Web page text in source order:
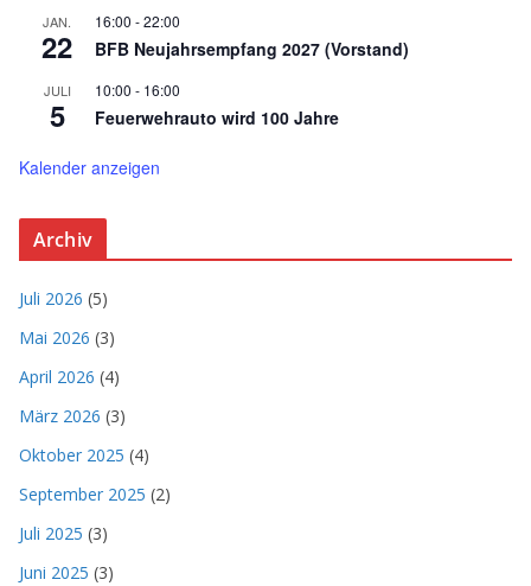
JAN.
22
16:00 -22:00
BFB Neujahrsempfang 2027 (Vorstand)
JULI
5
10:00 - 16:00
Feuerwehrauto wird 100 Jahre
Kalender anzeigen
Archiv
Juli 2026 (5)
Mai 2026 (3)
April 2026 (4)
März 2026 (3)
Oktober 2025 (4)
September 2025 (2)
Juli 2025 (3)
Juni 2025 (3)